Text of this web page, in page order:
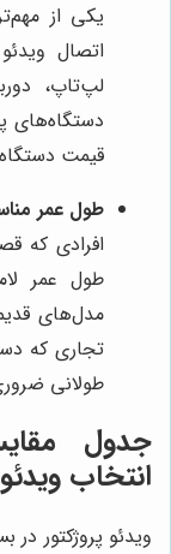
یکی از
اتصال
لپ‌تاپ،
دستگاه‌های
قیمت
طول عمر
افرادی که
طول عمر
مدل‌های
تجاری که
طولانی
جدول
انتخاب
ویدئو پروژکتور